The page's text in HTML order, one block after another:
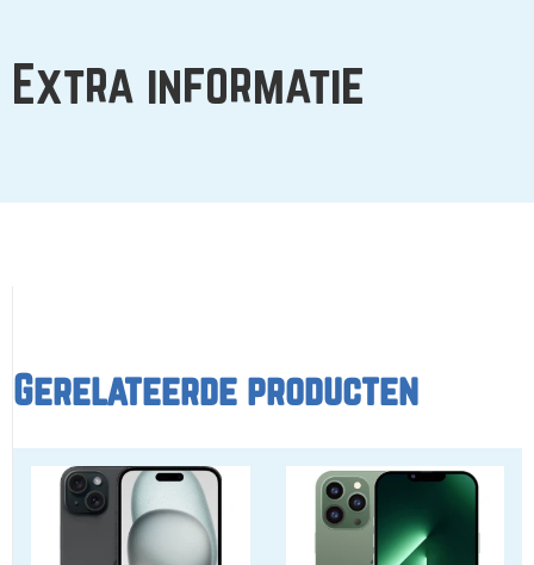
Extra informatie
Gerelateerde producten